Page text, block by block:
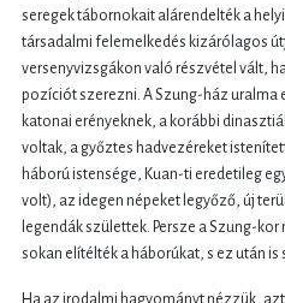
seregek tábornokait alárendelték a
társadalmi felemelkedés kizárólagos
versenyvizsgákon való részvétel vált,
pozíciót szerezni. A Szung-ház uralma
katonai erényeknek, a korábbi
voltak, a győztes hadvezéreket
háború istensége, Kuan-ti eredetileg
volt), az idegen népeket legyőző, új
legendák születtek. Persze a Szung-
sokan elítélték a háborúkat, s ez után
Ha az irodalmi hagyományt nézzük,